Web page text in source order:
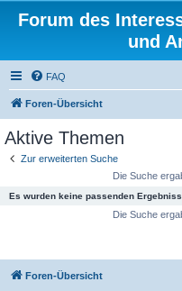
Forum des
und
FAQ
Foren-Übersicht
Aktive Themen
Zur erweiterten Suche
Die Suche
Es wurden keine passenden
Die Suche
Foren-Übersicht